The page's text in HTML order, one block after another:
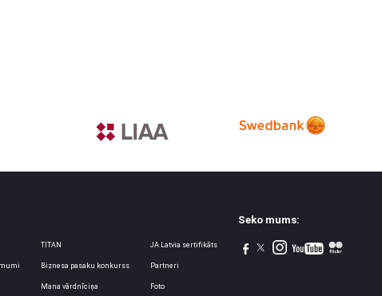
TITAN
Biznesa pasaku konkurss
Mana vārdnīciņa
JA Latvia sertifikāts
Partneri
Foto
Seko mums: